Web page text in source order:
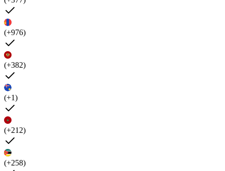
(+976)
(+382)
(+1)
(+212)
(+258)